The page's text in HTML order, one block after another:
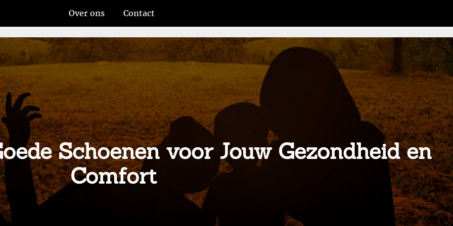
Over ons Contact
Schoenen voor Jouw Gezondheid en
Comfort